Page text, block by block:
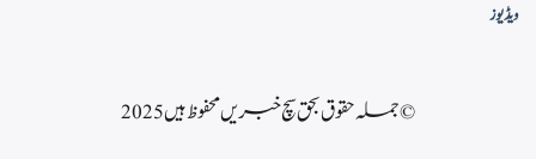
ویڈیوز
© جملہ حقوق بحق سچ خبریں محفوظ ہیں 2025